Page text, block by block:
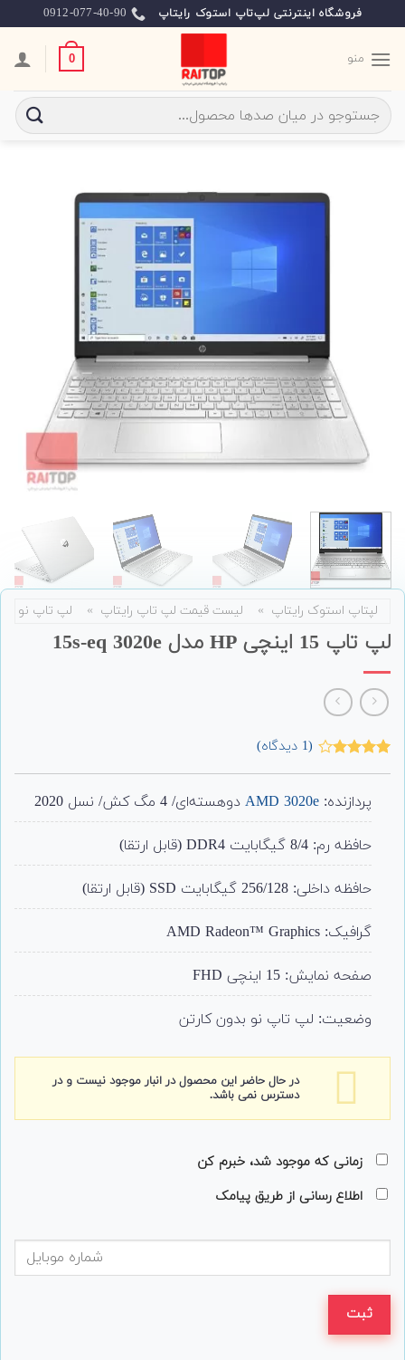
to
content
فروشگاه اینترنتی لپ‌تاپ استوک رایتاپ 0912-077-40-90
منو 0
جستجو
برای:
لپتاپ استوک رایتاپ » لیست قیمت لپ تاپ رایتاپ » لپ تاپ نو
لپ تاپ 15 اینچی HP مدل 15s-eq 3020e
امتیاز
مشتری
(
1 دیدگاه)
پردازنده: AMD 3020eدوهسته‌ای/ 4 مگ کش/ نسل 2020
حافظه رم: 8/4 گیگابایت DDR4 (قابل ارتقا)
حافظه داخلی: 256/128 گیگابایت SSD (قابل ارتقا)
گرافیک: AMD Radeon™ Graphics
صفحه نمایش: 15 اینچی FHD
وضعیت: لپ تاپ نو بدون کارتن
در حال حاضر این محصول در انبار موجود نیست و در
دسترس نمی باشد.
زمانی که موجود شد، خبرم کن
اطلاع رسانی از طریق پیامک
ثبت